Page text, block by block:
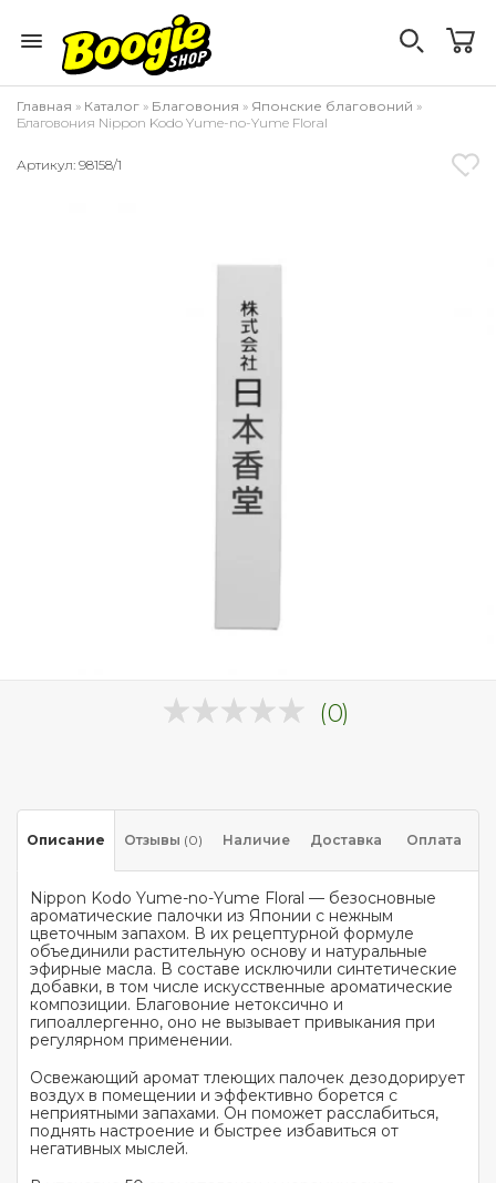
Главная » Каталог » Благовония » Японские благовоний »
Благовония Nippon Kodo Yume-no-Yume Floral
Артикул: 98158/1
(0)
Описание Отзывы (0) Наличие Доставка Оплата
Nippon Kodo Yume-no-Yume Floral — безосновные
ароматические палочки из Японии с нежным
цветочным запахом. В их рецептурной формуле
объединили растительную основу и натуральные
эфирные масла. В составе исключили синтетические
добавки, в том числе искусственные ароматические
композиции. Благовоние нетоксично и
гипоаллергенно, оно не вызывает привыкания при
регулярном применении.
Освежающий аромат тлеющих палочек дезодорирует
воздух в помещении и эффективно борется с
неприятными запахами. Он поможет расслабиться,
поднять настроение и быстрее избавиться от
негативных мыслей.